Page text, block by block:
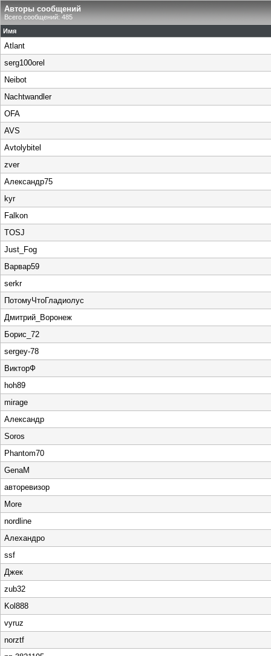
Авторы сообщений
Всего сообщений: 485
Имя
Atlant
serg100orel
Neibot
Nachtwandler
OFA
AVS
Avtolybitel
zver
Александр75
kyr
Falkon
TOSJ
Just_Fog
Варвар59
serkr
ПотомуЧтоГладиолус
Дмитрий_Воронеж
Борис_72
sergey-78
ВикторФ
hoh89
mirage
Aлександр
Soros
Phantom70
GenaM
авторевизор
More
nordline
Алехандро
ssf
Джек
zub32
Kol888
vyruz
norztf